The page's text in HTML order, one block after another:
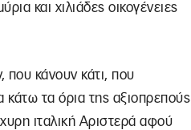
και χιλιάδες οικογένειες
κάνουν κάτι, που
κάτω τα όρια της αξιοπρεπούς
ιταλική Αριστερά αφού